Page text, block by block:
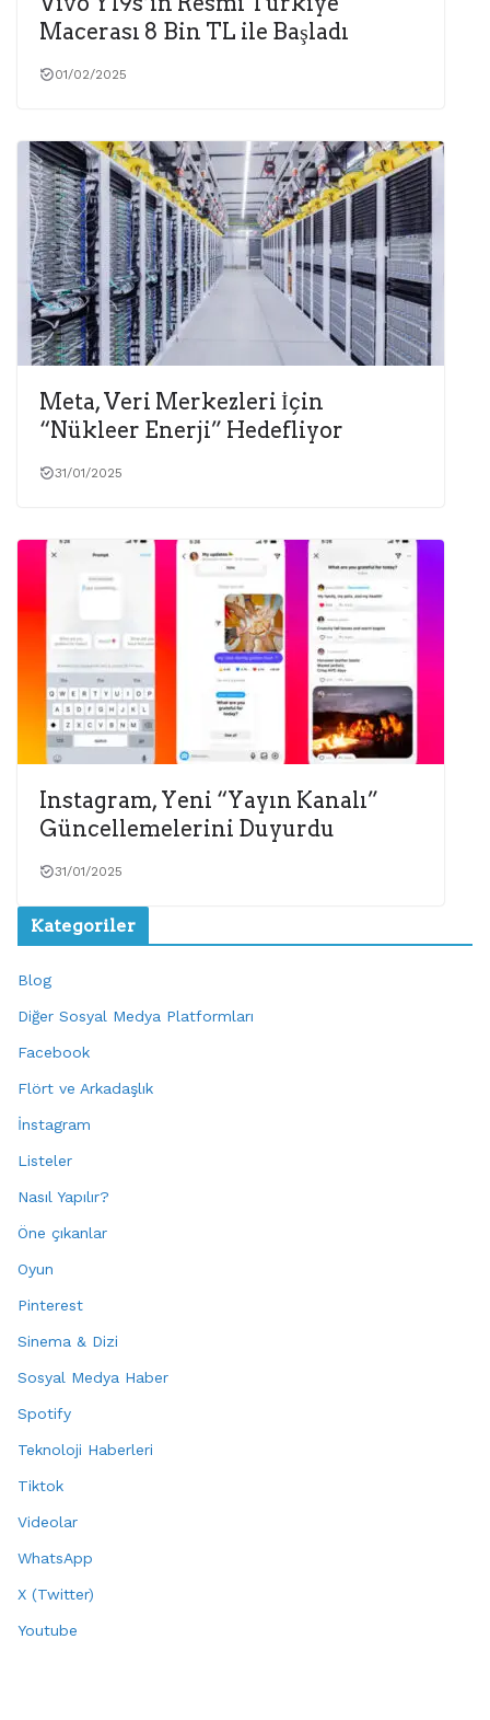
Macerası 8 Bin TL ile Başladı
01/02/2025
Meta, Veri Merkezleri İçin
“Nükleer Enerji” Hedefliyor
31/01/2025
Instagram, Yeni “Yayın Kanalı”
Güncellemelerini Duyurdu
31/01/2025
Kategoriler
Blog
Diğer Sosyal Medya Platformları
Facebook
Flört ve Arkadaşlık
İnstagram
Listeler
Nasıl Yapılır?
Öne çıkanlar
Oyun
Pinterest
Sinema & Dizi
Sosyal Medya Haber
Spotify
Teknoloji Haberleri
Tiktok
Videolar
WhatsApp
X (Twitter)
Youtube